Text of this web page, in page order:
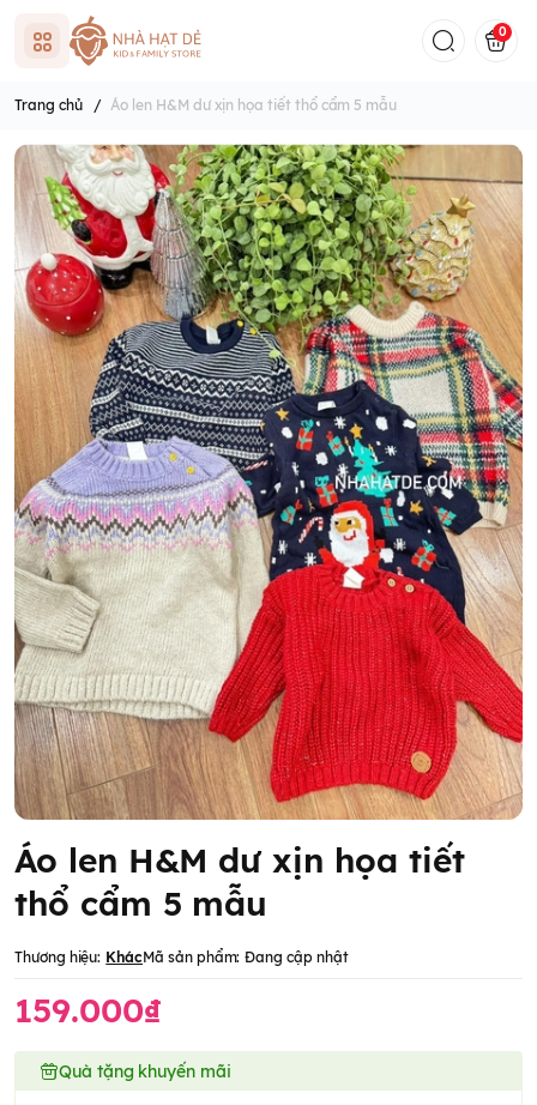
0
Trang chủ / Áo len H&M dư xịn họa tiết thổ cẩm 5 mẫu
Áo len H&M dư xịn họa tiết
thổ cẩm 5 mẫu
Thương hiệu: KhácMã sản phẩm: Đang cập nhật
159.000₫
Quà tặng khuyến mãi